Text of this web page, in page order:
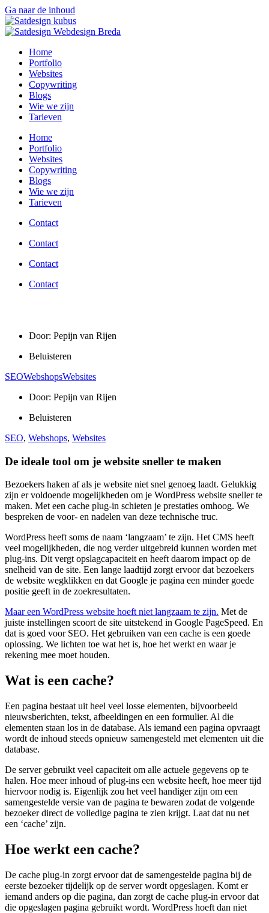
Ga naar de inhoud
Home
Portfolio
Websites
Copywriting
Blogs
Wie we zijn
Tarieven
Home
Portfolio
Websites
Copywriting
Blogs
Wie we zijn
Tarieven
Contact
Contact
Contact
Contact
Door: Pepijn van Rijen
Beluisteren
SEOWebshopsWebsites
Door: Pepijn van Rijen
Beluisteren
SEO, Webshops, Websites
De ideale tool om je website sneller te maken
Bezoekers haken af als je website niet snel genoeg laadt. Gelukkig
zijn er voldoende mogelijkheden om je WordPress website sneller te
maken. Met een cache plug-in schieten je prestaties omhoog. We
bespreken de voor- en nadelen van deze technische truc.
WordPress heeft soms de naam ‘langzaam’ te zijn. Het CMS heeft
veel mogelijkheden, die nog verder uitgebreid kunnen worden met
plug-ins. Dit vergt opslagcapaciteit en heeft daarom impact op de
snelheid van de site. Een lange laadtijd zorgt ervoor dat bezoekers
de website wegklikken en dat Google je pagina een minder goede
positie geeft in de zoekresultaten.
Maar een WordPress website hoeft niet langzaam te zijn. Met de
juiste instellingen scoort de site uitstekend in Google PageSpeed. En
dat is goed voor SEO. Het gebruiken van een cache is een goede
oplossing. We lichten toe wat het is, hoe het werkt en waar je
rekening mee moet houden.
Wat is een cache?
Een pagina bestaat uit heel veel losse elementen, bijvoorbeeld
nieuwsberichten, tekst, afbeeldingen en een formulier. Al die
elementen staan los in de database. Als iemand een pagina opvraagt
wordt de inhoud steeds opnieuw samengesteld met elementen uit die
database.
De server gebruikt veel capaciteit om alle actuele gegevens op te
halen. Hoe meer inhoud of plug-ins een website heeft, hoe meer tijd
hiervoor nodig is. Eigenlijk zou het veel handiger zijn om een
samengestelde versie van de pagina te bewaren zodat de volgende
bezoeker direct de volledige pagina te zien krijgt. Laat dat nu net
een ‘cache’ zijn.
Hoe werkt een cache?
De cache plug-in zorgt ervoor dat de samengestelde pagina bij de
eerste bezoeker tijdelijk op de server wordt opgeslagen. Komt er
iemand anders op die pagina, dan zorgt de cache plug-in ervoor dat
die opgeslagen pagina gebruikt wordt. WordPress hoeft dan niet